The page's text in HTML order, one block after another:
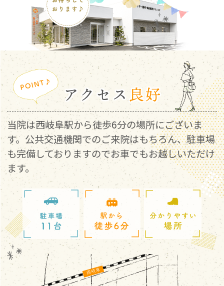
【年末年始の休診について】
2025年12月27日（土）は13:00までの診療
となります。
年末年始は下記の通り休診いたします。
2025年12月27日（土）14:00～2026年1月4
日（日）
※1月5日からは通常診療となります。
ご迷惑をおかけしますがよろしくお願いいた
します。
2025.10.27
【休診のお知らせ】
11月1日（土）は休診となります。
ご不便をおかけいたしますが何卒宜しくお願
い致します。
アクセス良好
当院は西岐阜駅から徒歩6分の場所にございま
す。公共交通機関でのご来院はもちろん、駐車場
も完備しておりますのでお車でもお越しいただけ
ます。